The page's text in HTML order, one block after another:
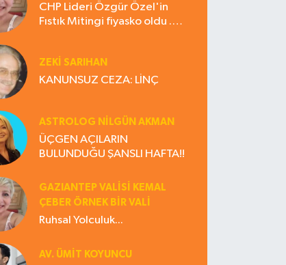
CHP Lideri Özgür Özel'in
Fıstık Mitingi fiyasko oldu .
ZEKI SARIHAN
KANUNSUZ CEZA: LİNÇ
ASTROLOG NILGÜN AKMAN
ÜÇGEN AÇILARIN
BULUNDUĞU ŞANSLI HAFTA!!
GAZIANTEP VALISI KEMAL
ÇEBER ÖRNEK BİR VALİ
Ruhsal Yolculuk...
AV. ÜMIT KOYUNCU